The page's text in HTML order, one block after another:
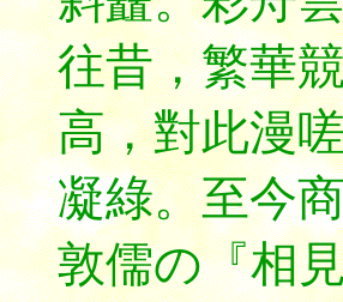
往昔，繁華
高，對此漫
凝綠。至今
敦儒の『相